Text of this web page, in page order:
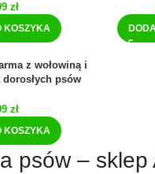
zł
KOSZYKA
z wołowiną i
psów
zł
KOSZYKA
psów – sklep